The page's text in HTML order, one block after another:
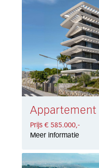
Prijs € 585.000,-
Meer informatie